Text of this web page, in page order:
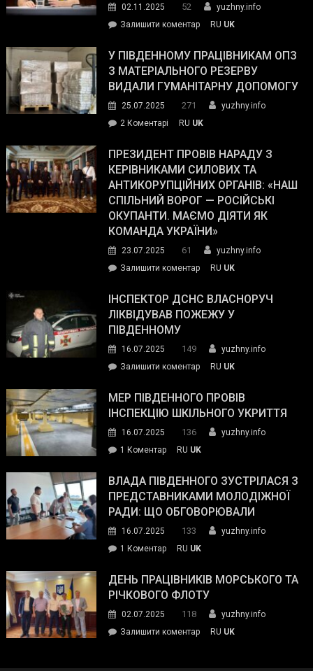
02.11.2025 52
yuzhny.info
Залишити коментарon
завойовує
симпатії
виборців
The
Street
Journal.
RU UK
У ПІВДЕННОМУ ПРАЦІВНИКАМ ОПЗ
З МАТЕРІАЛЬНОГО РЕЗЕРВУ
ВИДАЛИ ГУМАНІТАРНУ ДОПОМОГУ
25.07.2025 271
yuzhny.info
2 Коментарі
Південному
працівникам
ОПЗ
з
матеріального
резерву
гуманітарну
допомогу
RU UK
ПРЕЗИДЕНТ ПРОВІВ НАРАДУ З
КЕРІВНИКАМИ СИЛОВИХ ТА
АНТИКОРУПЦІЙНИХ ОРГАНІВ: «НАШ
СПІЛЬНИЙ ВОРОГ — РОСІЙСЬКІ
ОКУПАНТИ. МАЄМО ДІЯТИ ЯК
КОМАНДА УКРАЇНИ»
23.07.2025 61
yuzhny.info
Залишити коментарon
провів
нараду
силових
та
органів:
«Наш
спільний
окупанти.
Маємо
діяти
команда
RU UK
ІНСПЕКТОР ДСНС ВЛАСНОРУЧ
ЛІКВІДУВАВ ПОЖЕЖУ У
ПІВДЕННОМУ
16.07.2025 149
yuzhny.info
Залишити коментарon
ДСНС
власноруч
пожежу
у
RU UK
МЕР ПІВДЕННОГО ПРОВІВ
ІНСПЕКЦІЮ ШКІЛЬНОГО УКРИТТЯ
16.07.2025 136
yuzhny.info
1 Коментардо
Південного
провів
інспекцію
укриття
RU UK
ВЛАДА ПІВДЕННОГО ЗУСТРІЛАСЯ З
ПРЕДСТАВНИКАМИ МОЛОДІЖНОЇ
РАДИ: ЩО ОБГОВОРЮВАЛИ
16.07.2025 133
yuzhny.info
1 Коментардо
Південного
зустрілася
представниками
молодіжної
RU UK
ДЕНЬ ПРАЦІВНИКІВ МОРСЬКОГО ТА
РІЧКОВОГО ФЛОТУ
02.07.2025 118
yuzhny.info
Залишити коментарon
RU UK